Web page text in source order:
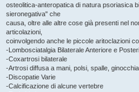
osteolitica-anteropatica di natura psoriasica
sieronegativa" che
causa, oltre alle altre cose già presenti nel
articolazioni,
coinvolgendo anche le piccole aritoclazioni
-Lombosciatalgia Bilaterale Anteriore e
-Coxartrosi bilaterale
-Artrosi diffusa a mani, polsi, spalle,
-Discopatie Varie
-Calcificazione di alcune vertebre